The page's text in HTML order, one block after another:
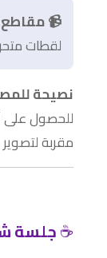
📹
لقطات
نصيحة
للحصول على
مقربة
☕جلسة